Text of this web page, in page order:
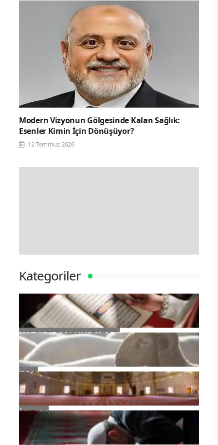
Modern Vizyonun Gölgesinde Kalan Sağlık:
Esenler Kimin İçin Dönüşüyor?
12 Temmuz 2026
Kategoriler
YAZ KURAN KURSLARI
TDV
İSLAM